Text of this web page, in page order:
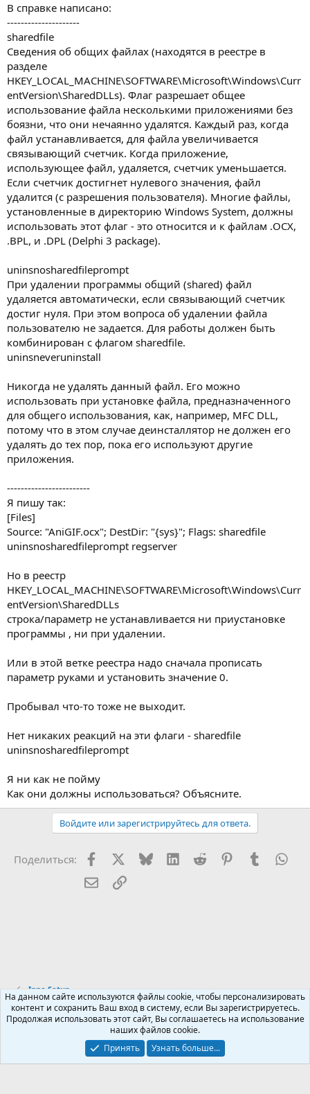
В справке написано:
---------------------
sharedfile
Сведения об общих файлах (находятся в реестре в
разделе
HKEY_LOCAL_MACHINE\SOFTWARE\Microsoft\Windows\Curr
entVersion\SharedDLLs). Флаг разрешает общее
использование файла несколькими приложениями без
боязни, что они нечаянно удалятся. Каждый раз, когда
файл устанавливается, для файла увеличивается
связывающий счетчик. Когда приложение,
использующее файл, удаляется, счетчик уменьшается.
Если счетчик достигнет нулевого значения, файл
удалится (с разрешения пользователя). Многие файлы,
установленные в директорию Windows System, должны
использовать этот флаг - это относится и к файлам .OCX,
.BPL, и .DPL (Delphi 3 package).
uninsnosharedfileprompt
При удалении программы общий (shared) файл
удаляется автоматически, если связывающий счетчик
достиг нуля. При этом вопроса об удалении файла
пользователю не задается. Для работы должен быть
комбинирован с флагом sharedfile.
uninsneveruninstall
Никогда не удалять данный файл. Его можно
использовать при установке файла, предназначенного
для общего использования, как, например, MFC DLL,
потому что в этом случае деинсталлятор не должен его
удалять до тех пор, пока его используют другие
приложения.
------------------------
Я пишу так:
[Files]
Source: "AniGIF.ocx"; DestDir: "{sys}"; Flags: sharedfile
uninsnosharedfileprompt regserver
Но в реестр
HKEY_LOCAL_MACHINE\SOFTWARE\Microsoft\Windows\Curr
entVersion\SharedDLLs
строка/параметр не устанавливается ни приустановке
программы , ни при удалении.
Или в этой ветке реестра надо сначала прописать
параметр руками и установить значение 0.
Пробывал что-то тоже не выходит.
Нет никаких реакций на эти флаги - sharedfile
uninsnosharedfileprompt
Я ни как не пойму
Как они должны использоваться? Объясните.
Войдите или зарегистрируйтесь для ответа.
Поделиться: FacebookX (Twitter)
BlueskyLinkedInReddit PinterestTumblr
Электронная почта
Ссылка
Inno Setup
Russian (RU)
Условия и правила
Политика конфиденциальности
Помощь
На данном сайте используются файлы cookie, чтобы персонализировать
контент и сохранить Ваш вход в систему, если Вы зарегистрируетесь.
Продолжая использовать этот сайт, Вы соглашаетесь на использование
наших файлов cookie.
Принять
Узнать больше...